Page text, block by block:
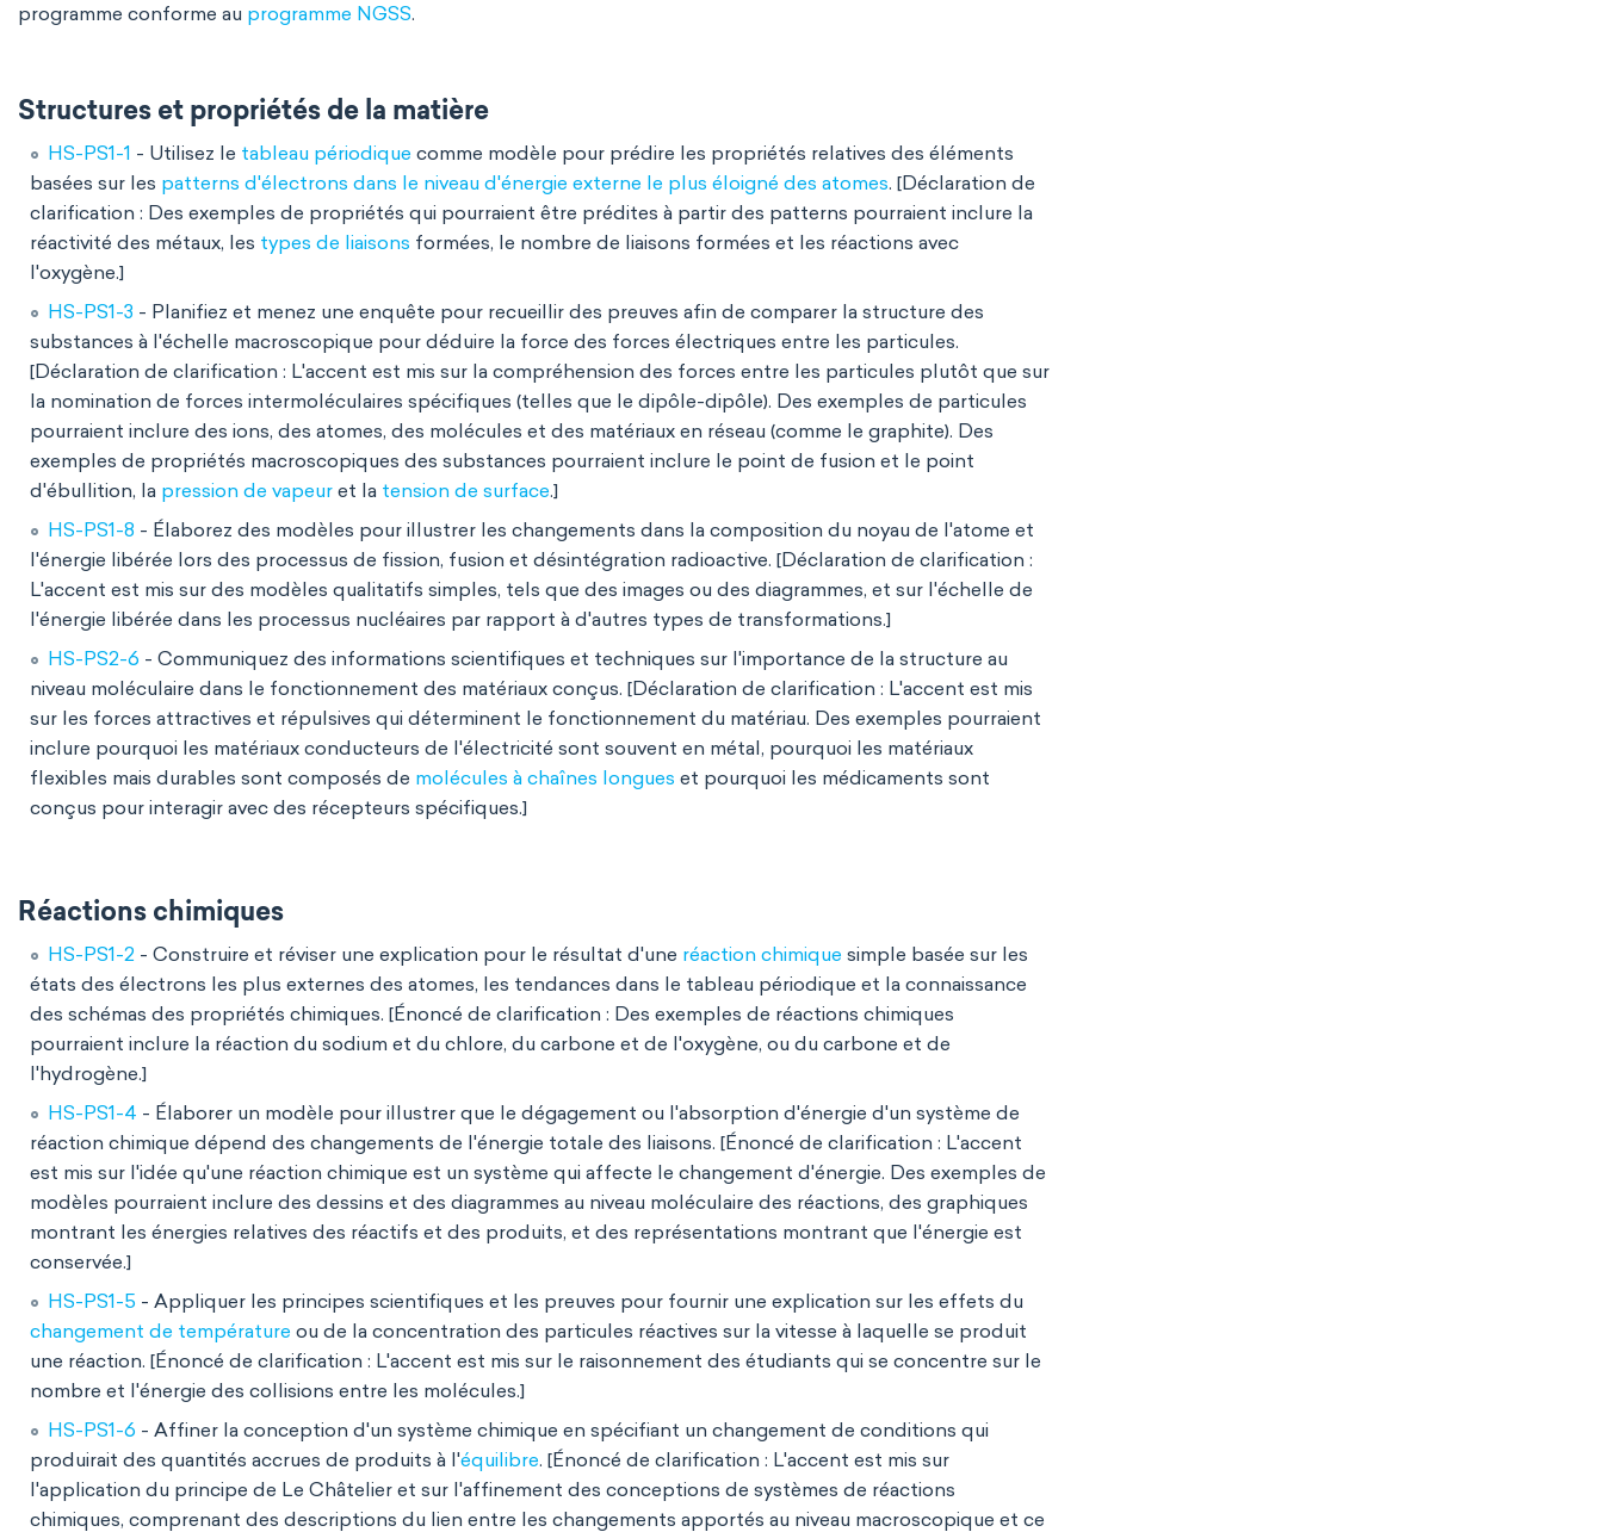
programme conforme au programme NGSS.
Structures et propriétés de la matière
HS-PS1-1 - Utilisez le tableau périodique comme modèle pour prédire les propriétés relatives des éléments
basées sur les patterns d'électrons dans le niveau d'énergie externe le plus éloigné des atomes. [Déclaration de
clarification : Des exemples de propriétés qui pourraient être prédites à partir des patterns pourraient inclure la
réactivité des métaux, les types de liaisons formées, le nombre de liaisons formées et les réactions avec
l'oxygène.]
HS-PS1-3 - Planifiez et menez une enquête pour recueillir des preuves afin de comparer la structure des
substances à l'échelle macroscopique pour déduire la force des forces électriques entre les particules.
[Déclaration de clarification : L'accent est mis sur la compréhension des forces entre les particules plutôt que sur
la nomination de forces intermoléculaires spécifiques (telles que le dipôle-dipôle). Des exemples de particules
pourraient inclure des ions, des atomes, des molécules et des matériaux en réseau (comme le graphite). Des
exemples de propriétés macroscopiques des substances pourraient inclure le point de fusion et le point
d'ébullition, la pression de vapeur et la tension de surface.]
HS-PS1-8 - Élaborez des modèles pour illustrer les changements dans la composition du noyau de l'atome et
l'énergie libérée lors des processus de fission, fusion et désintégration radioactive. [Déclaration de clarification :
L'accent est mis sur des modèles qualitatifs simples, tels que des images ou des diagrammes, et sur l'échelle de
l'énergie libérée dans les processus nucléaires par rapport à d'autres types de transformations.]
HS-PS2-6 - Communiquez des informations scientifiques et techniques sur l'importance de la structure au
niveau moléculaire dans le fonctionnement des matériaux conçus. [Déclaration de clarification : L'accent est mis
sur les forces attractives et répulsives qui déterminent le fonctionnement du matériau. Des exemples pourraient
inclure pourquoi les matériaux conducteurs de l'électricité sont souvent en métal, pourquoi les matériaux
flexibles mais durables sont composés de molécules à chaînes longues et pourquoi les médicaments sont
conçus pour interagir avec des récepteurs spécifiques.]
Réactions chimiques
HS-PS1-2 - Construire et réviser une explication pour le résultat d'une réaction chimique simple basée sur les
états des électrons les plus externes des atomes, les tendances dans le tableau périodique et la connaissance
des schémas des propriétés chimiques. [Énoncé de clarification : Des exemples de réactions chimiques
pourraient inclure la réaction du sodium et du chlore, du carbone et de l'oxygène, ou du carbone et de
l'hydrogène.]
HS-PS1-4 - Élaborer un modèle pour illustrer que le dégagement ou l'absorption d'énergie d'un système de
réaction chimique dépend des changements de l'énergie totale des liaisons. [Énoncé de clarification : L'accent
est mis sur l'idée qu'une réaction chimique est un système qui affecte le changement d'énergie. Des exemples de
modèles pourraient inclure des dessins et des diagrammes au niveau moléculaire des réactions, des graphiques
montrant les énergies relatives des réactifs et des produits, et des représentations montrant que l'énergie est
conservée.]
HS-PS1-5 - Appliquer les principes scientifiques et les preuves pour fournir une explication sur les effets du
changement de température ou de la concentration des particules réactives sur la vitesse à laquelle se produit
une réaction. [Énoncé de clarification : L'accent est mis sur le raisonnement des étudiants qui se concentre sur le
nombre et l'énergie des collisions entre les molécules.]
HS-PS1-6 - Affiner la conception d'un système chimique en spécifiant un changement de conditions qui
produirait des quantités accrues de produits à l'équilibre. [Énoncé de clarification : L'accent est mis sur
l'application du principe de Le Châtelier et sur l'affinement des conceptions de systèmes de réactions
chimiques, comprenant des descriptions du lien entre les changements apportés au niveau macroscopique et ce